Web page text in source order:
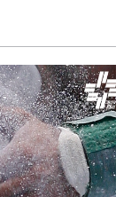
muss